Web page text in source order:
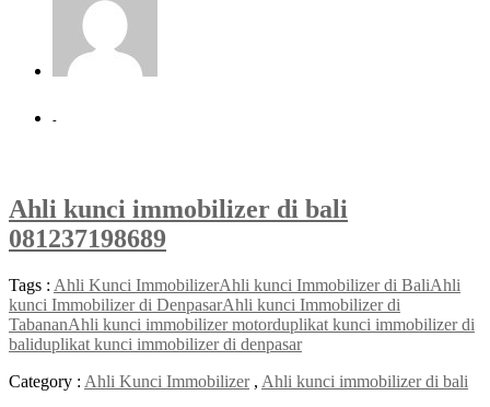
-
Ahli kunci immobilizer di bali
081237198689
Tags : Ahli Kunci ImmobilizerAhli kunci Immobilizer di BaliAhli
kunci Immobilizer di DenpasarAhli kunci Immobilizer di
TabananAhli kunci immobilizer motorduplikat kunci immobilizer di
baliduplikat kunci immobilizer di denpasar
Category : Ahli Kunci Immobilizer, Ahli kunci immobilizer di bali